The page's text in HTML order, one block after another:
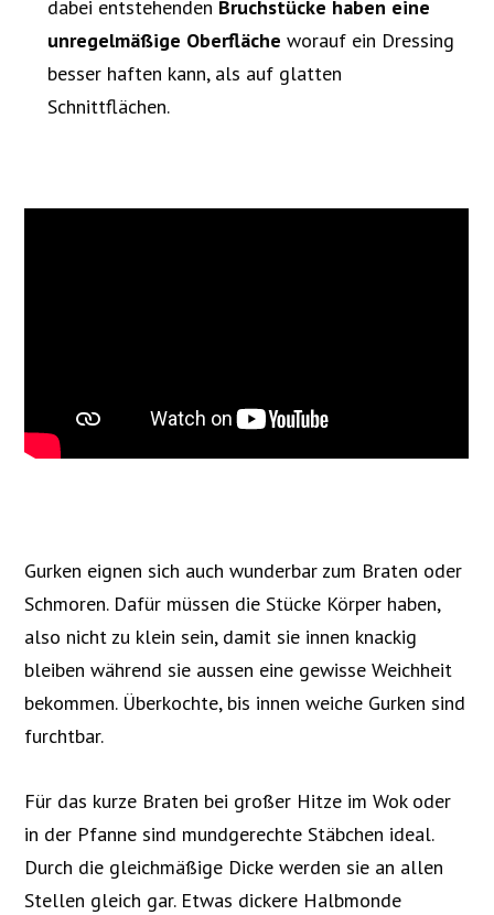
dabei entstehenden Bruchstücke haben eine
unregelmäßige Oberfläche worauf ein Dressing
besser haften kann, als auf glatten
Schnittflächen.
Gurken eignen sich auch wunderbar zum Braten oder
Schmoren. Dafür müssen die Stücke Körper haben,
also nicht zu klein sein, damit sie innen knackig
bleiben während sie aussen eine gewisse Weichheit
bekommen. Überkochte, bis innen weiche Gurken sind
furchtbar.
Für das kurze Braten bei großer Hitze im Wok oder
in der Pfanne sind mundgerechte Stäbchen ideal.
Durch die gleichmäßige Dicke werden sie an allen
Stellen gleich gar. Etwas dickere Halbmonde